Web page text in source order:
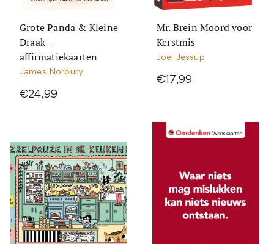
Grote Panda & Kleine
Draak -
affirmatiekaarten
James Norbury
€24,99
Mr. Brein Moord voor
Kerstmis
Joel Jessup
€17,99